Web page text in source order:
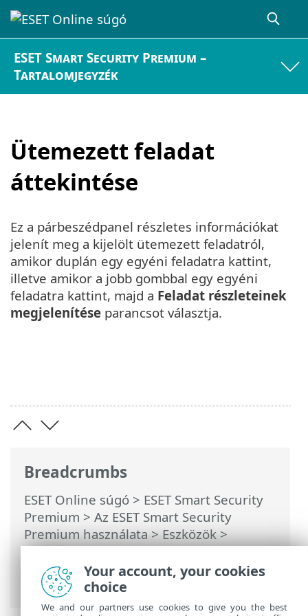
ESET Smart Security Premium –
Tartalomjegyzék
Ütemezett feladat
áttekintése
Breadcrumbs
ESET Online súgó > ESET Smart Security
Premium > Az ESET Smart Security
Premium használata>Eszközök>
Feladatütemező> Párbeszédablakok –
Feladatütemező > Ütemezett feladat
áttekintése
Ez a párbeszédpanel részletes információkat
jelenít meg a kijelölt ütemezett feladatról,
amikor duplán egy egyéni feladatra kattint,
illetve amikor a jobb gombbal egy egyéni
feladatra kattint, majd a Feladat részleteinek
megjelenítése parancsot választja.
Your account, your cookies
choice
We and our partners use cookies to give you the best